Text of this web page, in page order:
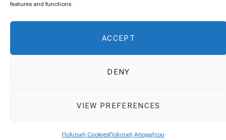
features and functions.
ACCEPT
DENY
VIEW PREFERENCES
Πολιτική CookiesΠολιτική Απορρήτου
9 Δεκεμβρίου 2025